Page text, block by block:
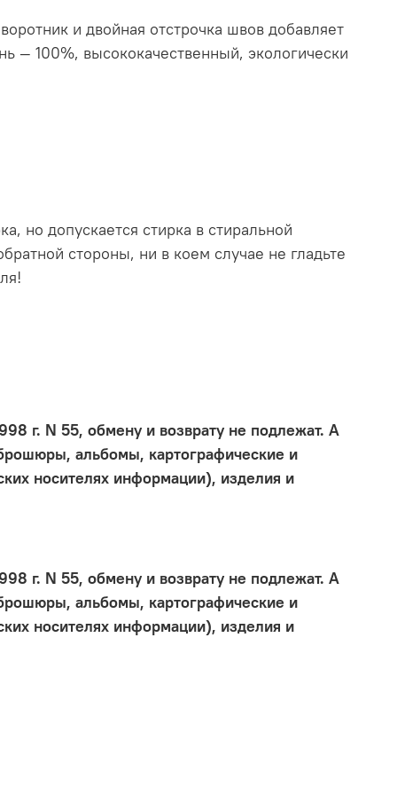
и двойная отстрочка швов добавляет
— 100%, высококачественный, экологически
но допускается стирка в стиральной
стороны, ни в коем случае не гладьте
г. N 55, обмену и возврату не подлежат. А
альбомы, картографические и
носителях информации), изделия и
г. N 55, обмену и возврату не подлежат. А
альбомы, картографические и
носителях информации), изделия и